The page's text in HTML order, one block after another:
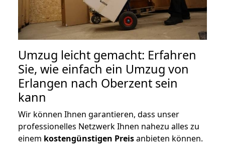
Umzug leicht gemacht: Erfahren
Sie, wie einfach ein Umzug von
Erlangen nach Oberzent sein
kann
Wir können Ihnen garantieren, dass unser
professionelles Netzwerk Ihnen nahezu alles zu
einem kostengünstigen Preisanbieten können.